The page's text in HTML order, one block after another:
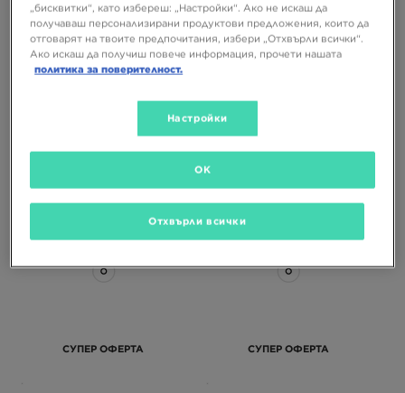
СУПЕР ОФЕРТА
COLUMBIA ПОЛАР WEST BEND
51,99 €
СУПЕР ОФЕРТА
COLUMBIA ПОЛАР WEST BEND
FULL ZIP II
СУПЕР ОФЕРТА СУПЕР ОФЕРТА
„бисквитки“, като избереш: „Настройки“. Ако не искаш да
получаваш персонализирани продуктови предложения, които да
отговарят на твоите предпочитания, избери „Отхвърли всички“.
Ако искаш да получиш повече информация, прочети нашата
политика за поверителност.
Настройки
Отхвърли всички
OK